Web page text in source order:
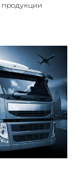
продукции